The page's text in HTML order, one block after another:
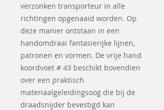
verzonken transporteur in alle
richtingen opgenaaid worden. Op
deze manier ontstaan in een
handomdraai fantasierijke lijnen,
patronen en vormen. De vrije hand
koordvoet # 43 beschikt bovendien
over een praktisch
materiaalgeleidingsoog die bij de
draadsnijder bevestigd kan